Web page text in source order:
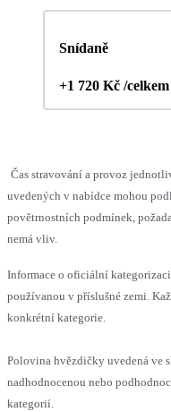
Snídaně
+1 720 Kč /celkem
Čas stravování a provoz
uvedených v nabídce mohou
povětrnostních podmínek,
nemá vliv.
Informace o oficiální
používanou v příslušné zemi.
konkrétní kategorie.
Polovina hvězdičky uvedená ve
nadhodnocenou nebo
kategorií.